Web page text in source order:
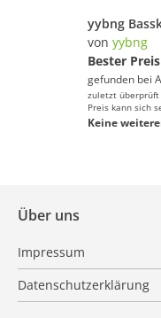
von yybng
Bester Preis
gefunden bei
zuletzt überprüft
Preis kann sich
Keine
Über uns
Impressum
Datenschutzerklärung